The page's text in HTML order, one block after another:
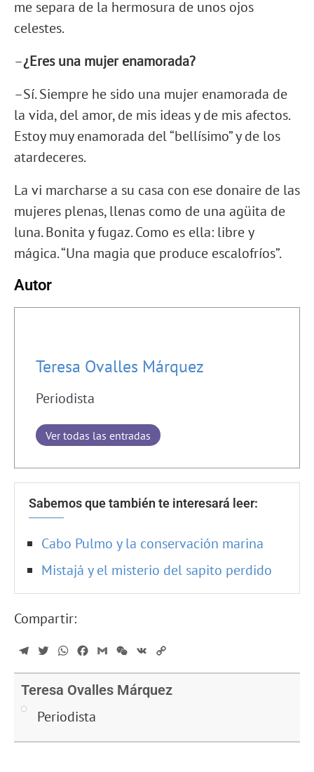
me separa de la hermosura de unos ojos
celestes.
–¿Eres una mujer enamorada?
–Sí. Siempre he sido una mujer enamorada de
la vida, del amor, de mis ideas y de mis afectos.
Estoy muy enamorada del “bellísimo” y de los
atardeceres.
La vi marcharse a su casa con ese donaire de las
mujeres plenas, llenas como de una agüita de
luna. Bonita y fugaz. Como es ella: libre y
mágica. “Una magia que produce escalofríos”.
Autor
Teresa Ovalles Márquez
Periodista
Ver todas las entradas
Sabemos que también te interesará leer:
Cabo Pulmo y la conservación marina
Mistajá y el misterio del sapito perdido
Compartir:
TelegramTwitterWhatsApp
Facebook
GmailWeChat
VK
Teresa Ovalles Márquez
Periodista